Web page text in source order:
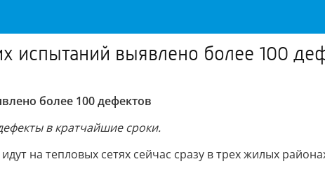
испытаний выявлено более 100
более 100 дефектов
в кратчайшие сроки.
идут на тепловых сетях сейчас сразу в трех жилых